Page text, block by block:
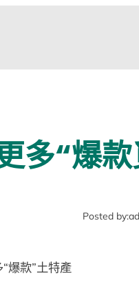
多“爆
Posted by:
爆款”土特產